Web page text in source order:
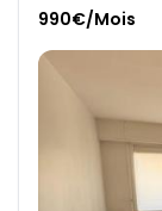
990€/Mois